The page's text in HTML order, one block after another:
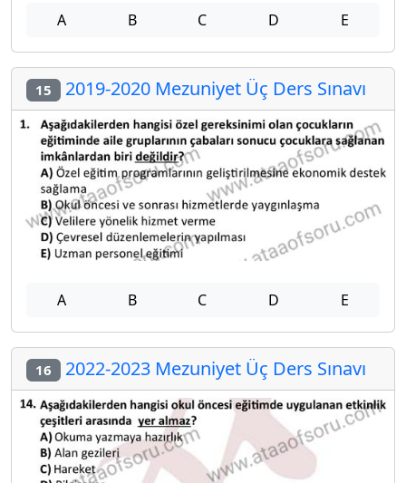
A B C D E
15 2019-2020 Mezuniyet Üç Ders Sınavı
A B C D E
16 2022-2023 Mezuniyet Üç Ders Sınavı